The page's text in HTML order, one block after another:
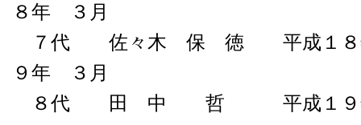
８年 ３月
７代 佐々木 保 徳 平成１８
９年 ３月
８代 田 中 哲 平成１９